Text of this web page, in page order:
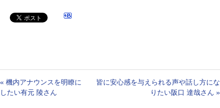
« 機内アナウンスを明瞭に
したい有元 陵さん
皆に安心感を与えられる声や話し方にな
りたい阪口 達哉さん »